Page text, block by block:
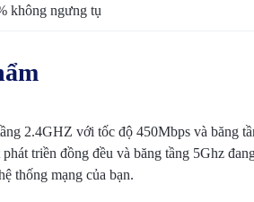
không ngưng tụ
2.4GHZ với tốc độ 450Mbps và băng
triền đồng đều và băng tầng 5Ghz
thống mạng của bạn.